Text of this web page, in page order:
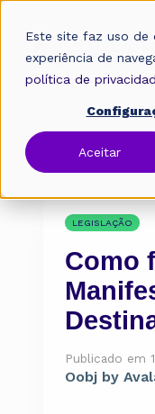
Este site faz uso de
experiência de
política de
Aceitar
Home »Blog »
LEGISLAÇÃO
Como
Publicado em
Oobj by